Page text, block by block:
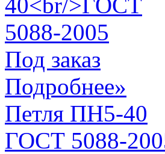
Под заказ
Подробнее»
Петля ПН5-40
ГОСТ 5088-